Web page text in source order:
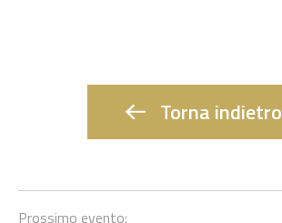
Torna indietro
Prossimo evento: